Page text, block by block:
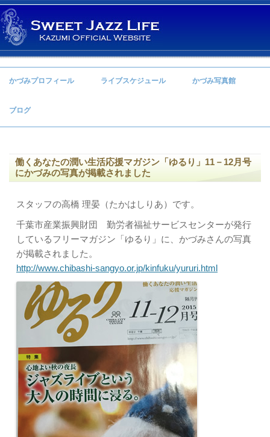
コンテンツへ移動
かづみプロフィール ライブスケジュール かづみ写真館
ブログ
働くあなたの潤い生活応援マガジン「ゆるり」11－12月号
にかづみの写真が掲載されました
スタッフの高橋 理晏（たかはしりあ）です。
千葉市産業振興財団 勤労者福祉サービスセンターが発行
しているフリーマガジン「ゆるり」に、かづみさんの写真
が掲載されました。
http://www.chibashi-sangyo.or.jp/kinfuku/yururi.html